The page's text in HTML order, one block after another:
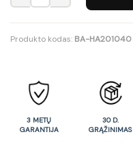
Produkto kodas: BA-HA201040
3 METŲ
GARANTIJA
30 D.
GRĄŽINIMAS